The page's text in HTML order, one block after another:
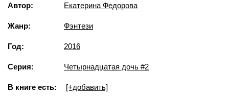
Автор: Екатерина Федорова
Жанр: Фэнтези
Год: 2016
Серия: Четырнадцатая дочь #2
В книге есть: [+добавить]